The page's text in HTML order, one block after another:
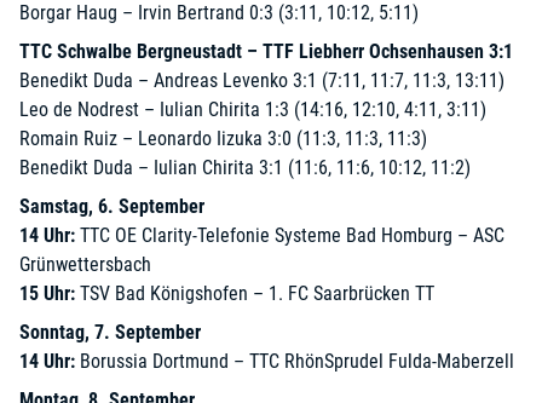
Borgar Haug – Irvin Bertrand 0:3 (3:11, 10:12, 5:11)
TTC Schwalbe Bergneustadt – TTF Liebherr Ochsenhausen 3:1
Benedikt Duda – Andreas Levenko 3:1 (7:11, 11:7, 11:3, 13:11)
Leo de Nodrest – Iulian Chirita 1:3 (14:16, 12:10, 4:11, 3:11)
Romain Ruiz – Leonardo Iizuka 3:0 (11:3, 11:3, 11:3)
Benedikt Duda – Iulian Chirita 3:1 (11:6, 11:6, 10:12, 11:2)
Samstag, 6. September
14 Uhr: TTC OE Clarity-Telefonie Systeme Bad Homburg – ASC
Grünwettersbach
15 Uhr: TSV Bad Königshofen – 1. FC Saarbrücken TT
Sonntag, 7. September
14 Uhr: Borussia Dortmund – TTC RhönSprudel Fulda-Maberzell